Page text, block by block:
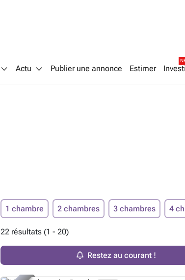
Actu Publier une annonce Estimer
1 chambre 2 chambres 3 chambres 4
22 résultats (1 - 20)
Restez au courant !